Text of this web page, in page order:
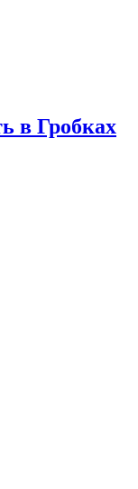
в Гробках